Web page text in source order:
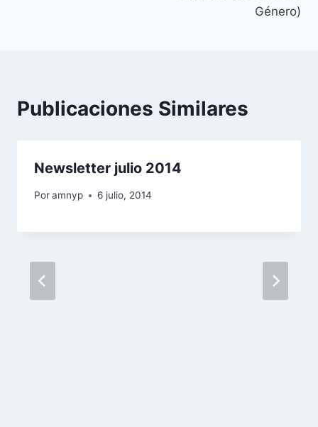
Género)
Publicaciones Similares
Newsletter julio 2014
Poramnyp 6 julio, 2014